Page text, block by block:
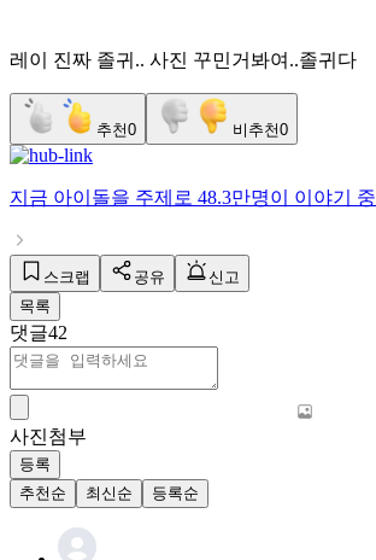
레이 진짜 졸귀.. 사진 꾸민거봐여..졸귀다
추천0 비추천0
지금 아이돌을 주제로 48.3만명이 이야기 중
스크랩 공유
신고
목록
댓글42
사진첨부
등록
추천순
최신순 등록순